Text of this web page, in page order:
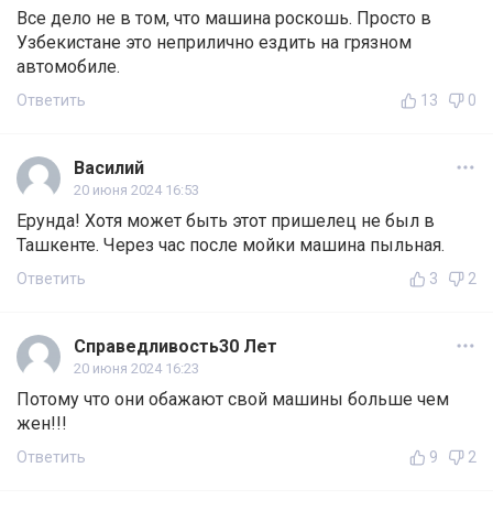
Все дело не в том, что машина роскошь. Просто в
Узбекистане это неприлично ездить на грязном
автомобиле.
Ответить 13 0
Василий
20 июня 2024 16:53
Ерунда! Хотя может быть этот пришелец не был в
Ташкенте. Через час после мойки машина пыльная.
Ответить 3 2
Справедливость30 Лет
20 июня 2024 16:23
Потому что они обажают свой машины больше чем
жен!!!
Ответить 9 2